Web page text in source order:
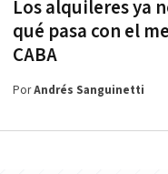
Los alquileres ya
qué pasa con el
CABA
PorAndrés Sanguinetti